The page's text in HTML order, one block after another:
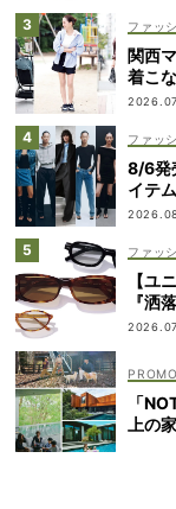
ファッ
関西
着こ
ファッ
8/6発
イテ
ファッ
【ユ
『洒
「
上の